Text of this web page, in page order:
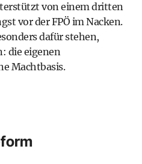
von einem dritten
vor der FPÖ im Nacken.
dafür stehen,
die eigenen
Machtbasis.